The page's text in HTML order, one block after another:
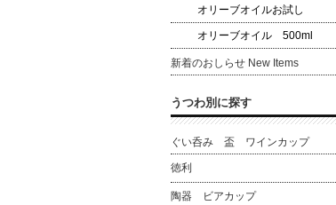
オリーブオイルお試し
オリーブオイル 500ml
新着のおしらせ New Items
うつわ別に探す
ぐい呑み 盃 ワインカップ
徳利
陶器 ビアカップ